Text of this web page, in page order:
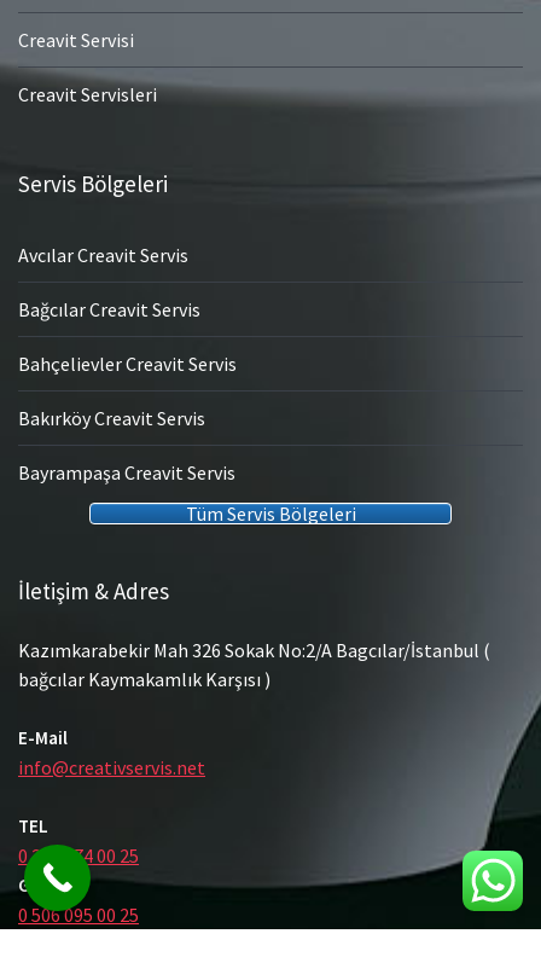
Creavit Servisi
Creavit Servisleri
Servis Bölgeleri
Avcılar Creavit Servis
Bağcılar Creavit Servis
Bahçelievler Creavit Servis
Bakırköy Creavit Servis
Bayrampaşa Creavit Servis
Tüm Servis Bölgeleri
İletişim & Adres
Kazımkarabekir Mah 326 Sokak No:2/A Bagcılar/İstanbul (
bağcılar Kaymakamlık Karşısı )
E-Mail
info@creativservis.net
TEL
0 212 474 00 25
GSM
0 506 095 00 25